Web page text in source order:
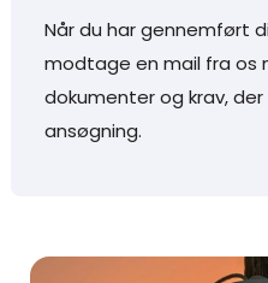
Når du har gennemført
modtage en mail fra os
dokumenter og krav,
ansøgning.